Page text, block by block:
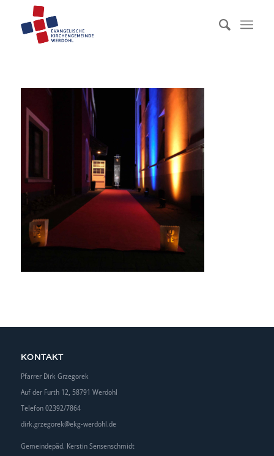
KONTAKT
Pfarrer Dirk Grzegorek
Auf der Furth 12, 58791 Werdohl
Telefon 02392/7864
dirk.grzegorek@ekg-werdohl.de
Gemeindepäd. Kerstin Sensenschmidt